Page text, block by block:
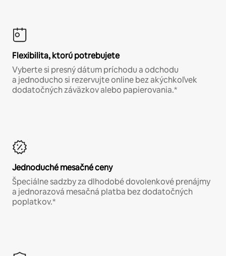
Flexibilita, ktorú potrebujete
Vyberte si presný dátum príchodu a odchodu
a jednoducho si rezervujte online bez akýchkoľvek
dodatočných záväzkov alebo papierovania.*
Jednoduché mesačné ceny
Špeciálne sadzby za dlhodobé dovolenkové prenájmy
a jednorazová mesačná platba bez dodatočných
poplatkov.*